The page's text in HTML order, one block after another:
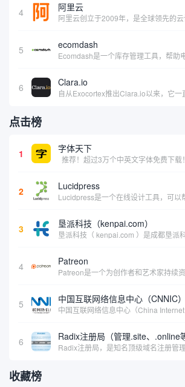
4 阿里云
5 ecomdash
6 Clara.io
点击榜
1 字体天下
推荐！超过3万个中英文字体免费下载！
2 Lucidpress
3 垦派科技（kenpai.com）
4 Patreon
5 中国互联网络信息中心（CNNIC）
6
收藏榜